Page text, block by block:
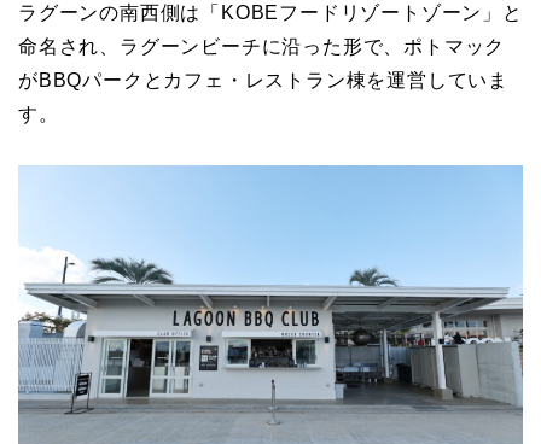
ラグーンの南西側は「KOBEフードリゾートゾーン」と
命名され、ラグーンビーチに沿った形で、ポトマック
がBBQパークとカフェ・レストラン棟を運営していま
す。